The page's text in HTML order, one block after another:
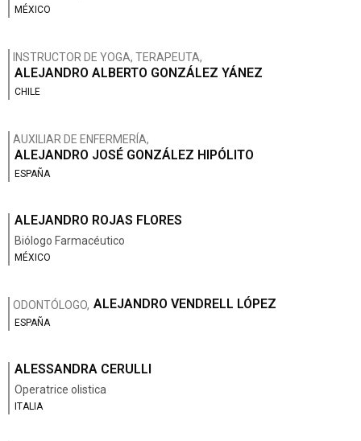
MÉXICO
INSTRUCTOR DE YOGA, TERAPEUTA,
ALEJANDRO ALBERTO GONZÁLEZ YÁNEZ
CHILE
AUXILIAR DE ENFERMERÍA,
ALEJANDRO JOSÉ GONZÁLEZ HIPÓLITO
ESPAÑA
ALEJANDRO ROJAS FLORES
Biólogo Farmacéutico
MÉXICO
ODONTÓLOGO, ALEJANDRO VENDRELL LÓPEZ
ESPAÑA
ALESSANDRA CERULLI
Operatrice olistica
ITALIA